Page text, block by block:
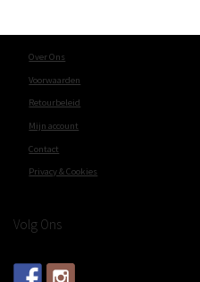
Over Ons
Voorwaarden
Retourbeleid
Mijn account
Contact
Privacy & Cookies
Volg Ons